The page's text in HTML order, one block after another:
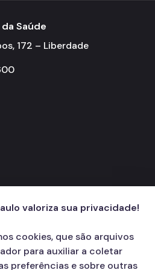
Transmissíveis - IST/AIDS
Municipal
Visual
Saúde
172 – Liberdade
valoriza sua privacidade!
cookies, que são arquivos
para auxiliar a coletar
preferências e sobre outras